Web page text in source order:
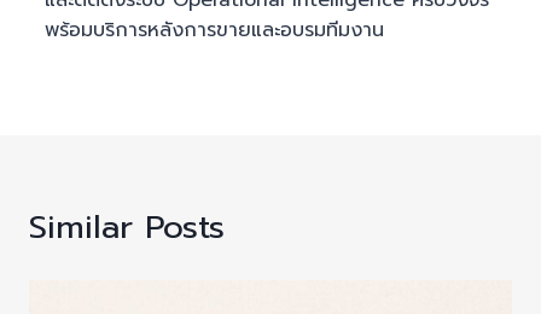
พร้อมบริการหลังการขายและอบรมทีมงาน
Similar Posts